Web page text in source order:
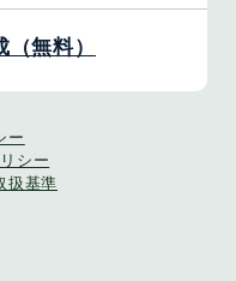
無料）
ー
シー
扱基準